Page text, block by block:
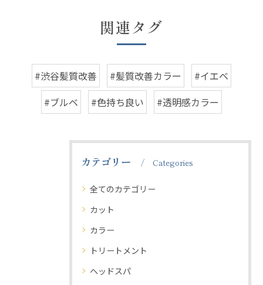
関連タグ
#渋谷髪質改善 #髪質改善カラー
#イエベ
#ブルベ
#色持ち良い #透明感カラー
カテゴリー Categories
全てのカテゴリー
カット
カラー
トリートメント
ヘッドスパ